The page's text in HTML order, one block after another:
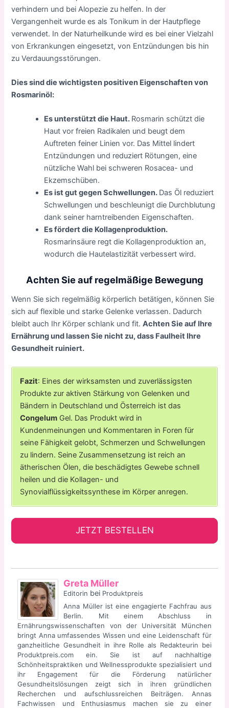
verhindern und bei Alopezie zu helfen. In der
Vergangenheit wurde es als Tonikum in der Hautpflege
verwendet. In der Naturheilkunde wird es bei einer Vielzahl
von Erkrankungen eingesetzt, von Entzündungen bis hin
zu Verdauungsstörungen.
Dies sind die wichtigsten positiven Eigenschaften von
Rosmarinöl:
Es unterstützt die Haut. Rosmarin schützt die
Haut vor freien Radikalen und beugt dem
Auftreten feiner Linien vor. Das Mittel lindert
Entzündungen und reduziert Rötungen, eine
nützliche Wahl bei schweren Rosacea- und
Ekzemschüben.
Es ist gut gegen Schwellungen. Das Öl reduziert
Schwellungen und beschleunigt die Durchblutung
dank seiner harntreibenden Eigenschaften.
Es fördert die Kollagenproduktion.
Rosmarinsäure regt die Kollagenproduktion an,
wodurch die Hautelastizität verbessert wird.
Achten Sie auf regelmäßige Bewegung
Wenn Sie sich regelmäßig körperlich betätigen, können Sie
sich auf flexible und starke Gelenke verlassen. Dadurch
bleibt auch Ihr Körper schlank und fit.Achten Sie auf Ihre
Ernährung und lassen Sie nicht zu, dass Faulheit Ihre
Gesundheit ruiniert.
Fazit: Eines der wirksamsten und zuverlässigsten
Produkte zur aktiven Stärkung von Gelenken und
Bändern in Deutschland und Österreich ist das
Congelum Gel. Das Produkt wird in
Kundenmeinungen und Kommentaren in Foren für
seine Fähigkeit gelobt, Schmerzen und Schwellungen
zu lindern. Seine Zusammensetzung ist reich an
ätherischen Ölen, die beschädigtes Gewebe schnell
heilen und die Kollagen- und
Synovialflüssigkeitssynthese im Körper anregen.
JETZT BESTELLEN
Greta Müller
Editorin bei Produktpreis
Anna Müller ist eine engagierte Fachfrau aus
Berlin. Mit einem Abschluss in
Ernährungswissenschaften von der Universität München
bringt Anna umfassendes Wissen und eine Leidenschaft für
ganzheitliche Gesundheit in ihre Rolle als Redakteurin bei
Produktpreis.com ein. Sie ist auf nachhaltige
Schönheitspraktiken und Wellnessprodukte spezialisiert und
ihr Engagement für die Förderung natürlicher
Gesundheitslösungen zeigt sich in ihren gründlichen
Recherchen und aufschlussreichen Beiträgen. Annas
Fachwissen und Enthusiasmus machen sie zu einer